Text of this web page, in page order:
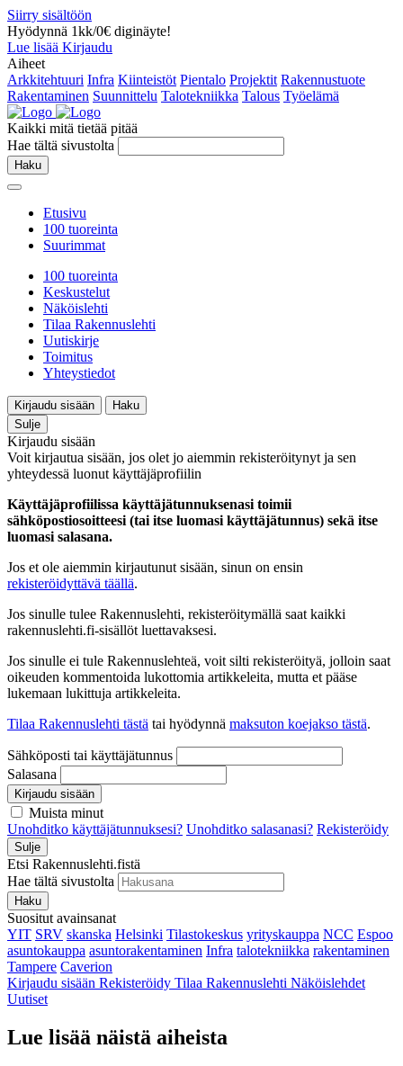
Siirry sisältöön
Hyödynnä 1kk/0€ diginäyte!
Lue lisää Kirjaudu
Aiheet
Arkkitehtuuri Infra Kiinteistöt Pientalo Projektit Rakennustuote
Rakentaminen Suunnittelu Talotekniikka Talous Työelämä
Kaikki mitä tietää pitää
Hae tältä sivustolta
Haku
Etusivu
100 tuoreinta
Suurimmat
100 tuoreinta
Keskustelut
Näköislehti
Tilaa Rakennuslehti
Uutiskirje
Toimitus
Yhteystiedot
Kirjaudu sisään
Haku
Sulje
Kirjaudu sisään
Voit kirjautua sisään, jos olet jo aiemmin rekisteröitynyt ja sen
yhteydessä luonut käyttäjäprofiilin
Käyttäjäprofiilissa käyttäjätunnuksenasi toimii
sähköpostiosoitteesi (tai itse luomasi käyttäjätunnus) sekä itse
luomasi salasana.
Jos et ole aiemmin kirjautunut sisään, sinun on ensin
rekisteröidyttävä täällä.
Jos sinulle tulee Rakennuslehti, rekisteröitymällä saat kaikki
rakennuslehti.fi-sisällöt luettavaksesi.
Jos sinulle ei tule Rakennuslehteä, voit silti rekisteröityä, jolloin saat
oikeuden kommentoida lukottomia artikkeleita, mutta et pääse
lukemaan lukittuja artikkeleita.
Tilaa Rakennuslehti tästä tai hyödynnä maksuton koejakso tästä.
Sähköposti tai käyttäjätunnus
Salasana
Kirjaudu sisään
Muista minut
Unohditko käyttäjätunnuksesi? Unohditko salasanasi? Rekisteröidy
Sulje
Etsi Rakennuslehti.fistä
Hae tältä sivustolta
Haku
Suositut avainsanat
YIT SRV skanska Helsinki Tilastokeskus yrityskauppa NCC Espoo
asuntokauppa asuntorakentaminen Infra talotekniikka rakentaminen
Tampere Caverion
Kirjaudu sisään Rekisteröidy Tilaa Rakennuslehti Näköislehdet
Uutiset
Lue lisää näistä aiheista